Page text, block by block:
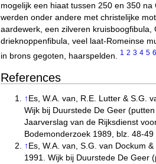
mogelijk een hiaat tussen 250 en 350 na
werden onder andere met christelijke
aardewerk, een zilveren kruisboogfibula,
drieknoppenfibula, veel laat-Romeinse
in brons gegoten, haarspelden.
1 2 3 4 5 6
References
↑Es, W.A. van, R.E. Lutter & S.G.
Wijk bij Duurstede De Geer
Jaarverslag van de Rijksdienst
Bodemonderzoek 1989, blz. 48-49
↑Es, W.A. van, S.G. van Dockum
1991. Wijk bij Duurstede De Geer